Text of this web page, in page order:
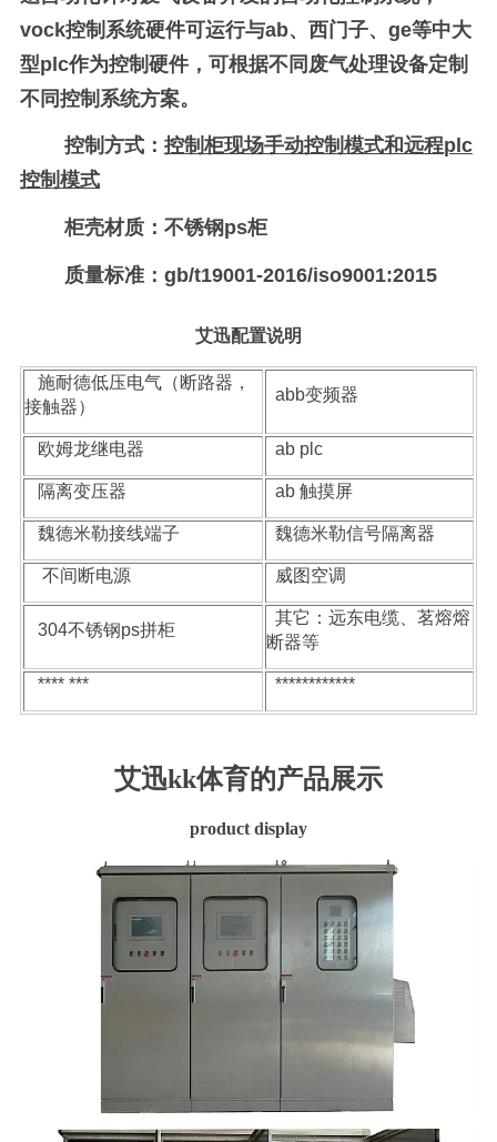
vock控制系统硬件可运行与ab、西门子、 ge等中大
型plc作为控制硬件，可根据不同废气处理设备定制
不同控制系统方案。
控制方式： 控制柜现场手动控制模式和远程plc
控制模式
柜壳材质： 不锈钢ps柜
质量标准： gb/t19001-2016/iso9001:2015
艾迅配置说明
施耐德低压电气（断路器，
接触器）
abb变频器
欧姆龙继电器 ab plc
隔离变压器 ab 触摸屏
魏德米勒接线端子 魏德米勒信号隔离器
不间断电源 威图空调
304不锈钢ps拼柜
其它：远东电缆、茗熔熔
断器等
**** *** ************
艾迅kk体育的产品展示
product display